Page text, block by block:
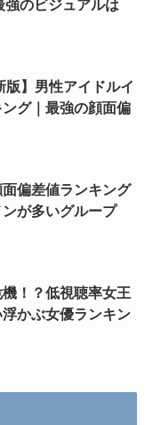
強のビジュアルは
版】男性アイドルイ
グ｜最強の顔面偏
偏差値ランキング
ンが多いグループ
！？低視聴率女王
かぶ女優ランキン